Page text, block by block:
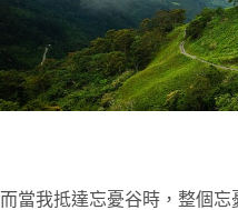
而當我抵達忘憂谷時，整個